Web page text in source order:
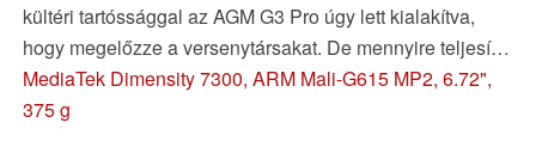
kültéri tartóssággal az AGM G3 Pro úgy lett kialakítva,
hogy megelőzze a versenytársakat. De mennyire teljesít
ez a strapabíró okostelefon valójában a mindennapi
használatban, a munkaterületen és a szabadban?
MediaTek Dimensity 7300, ARM Mali-G615 MP2, 6.72",
375 g